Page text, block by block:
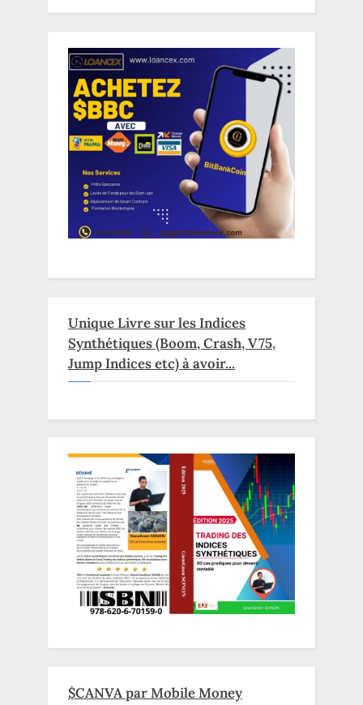
Unique Livre sur les Indices
Synthétiques (Boom, Crash, V75,
Jump Indices etc) à avoir...
$CANVA par Mobile Money